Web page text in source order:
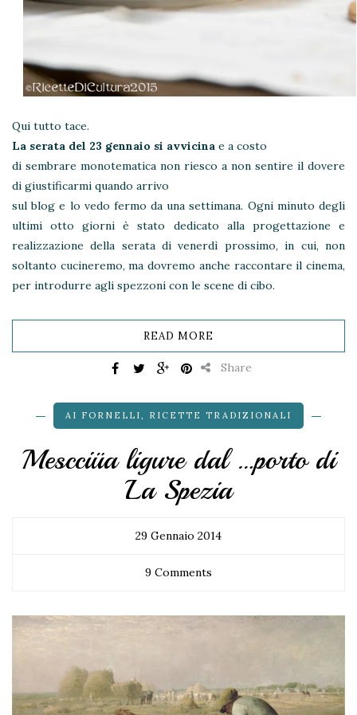
Qui tutto tace.
La serata del 23 gennaio si avvicina e a costo
di sembrare monotematica non riesco a non sentire il dovere
di giustificarmi quando arrivo
sul blog e lo vedo fermo da una settimana. Ogni minuto degli
ultimi otto giorni è stato dedicato alla progettazione e
realizzazione della serata di venerdì prossimo, in cui, non
soltanto cucineremo, ma dovremo anche raccontare il cinema,
per introdurre agli spezzoni con le scene di cibo.
READ MORE
Share
AI FORNELLI , RICETTE TRADIZIONALI
Mescciüa ligure dal …porto di
La Spezia
29 Gennaio 2014
9 Comments